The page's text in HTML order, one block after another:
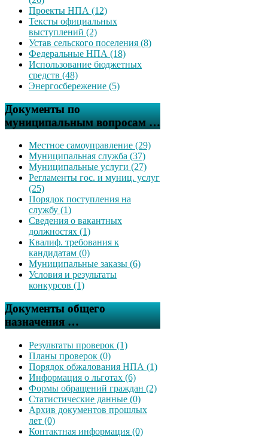
Проекты НПА (12)
Тексты официальных
выступлений (2)
Устав сельского поселения (8)
Федеральные НПА (18)
Использование бюджетных
средств (48)
Энергосбережение (5)
Документы по
муниципальным вопросам …
Местное самоуправление (29)
Муниципальная служба (37)
Муниципальные услуги (27)
Регламенты гос. и муниц. услуг
(25)
Порядок поступления на
службу (1)
Сведения о вакантных
должностях (1)
Квалиф. требования к
кандидатам (0)
Муниципальные заказы (6)
Условия и результаты
конкурсов (1)
Документы общего
назначения …
Результаты проверок (1)
Планы проверок (0)
Порядок обжалования НПА (1)
Информация о льготах (6)
Формы обращений граждан (2)
Статистические данные (0)
Архив документов прошлых
лет (0)
Контактная информация (0)